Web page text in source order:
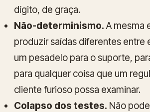
dígito, de graça.
Não-determinismo. A mesma
produzir saídas diferentes entre
um pesadelo para o suporte,
para qualquer coisa que um
cliente furioso possa examinar.
Colapso dos testes. Não